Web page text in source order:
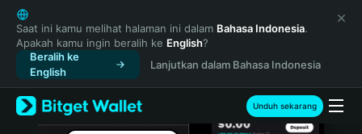
English
日本語
Tiếng Việt
Русский
Español (Latinoamérica)
Türkçe
Italiano
Saat ini kamu melihat halaman ini dalam Bahasa Indonesia.
Apakah kamu ingin beralih ke English?
Beralih ke
English
Lanjutkan dalam Bahasa Indonesia
Unduh sekarang